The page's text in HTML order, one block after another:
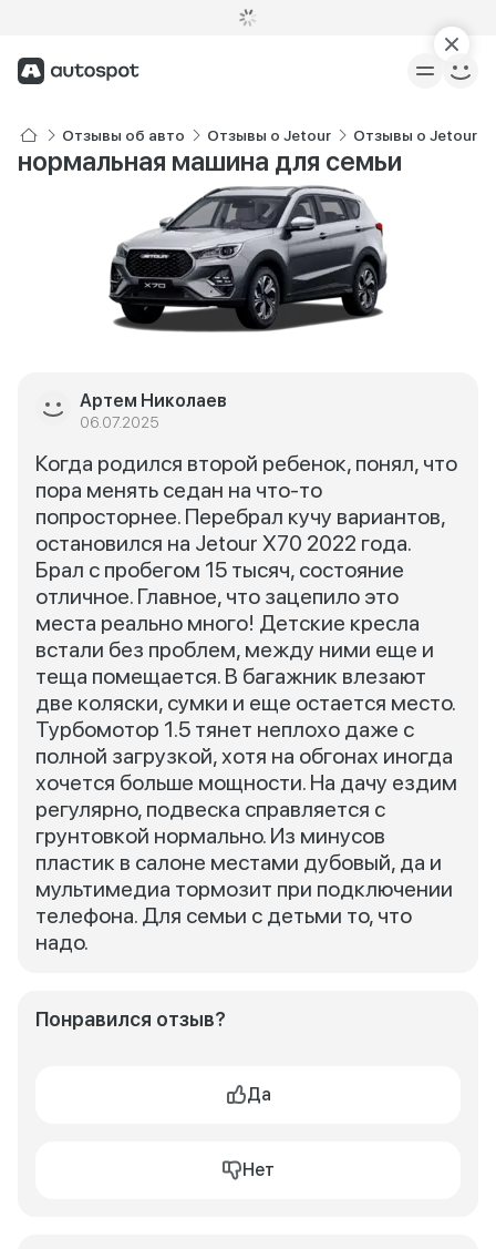
Отзывы об авто Отзывы о Jetour Отзывы о Jetour
нормальная машина для семьи
Артем Николаев
06.07.2025
Когда родился второй ребенок, понял, что
пора менять седан на что-то
попросторнее. Перебрал кучу вариантов,
остановился на Jetour X70 2022 года.
Брал с пробегом 15 тысяч, состояние
отличное. Главное, что зацепило это
места реально много! Детские кресла
встали без проблем, между ними еще и
теща помещается. В багажник влезают
две коляски, сумки и еще остается место.
Турбомотор 1.5 тянет неплохо даже с
полной загрузкой, хотя на обгонах иногда
хочется больше мощности. На дачу ездим
регулярно, подвеска справляется с
грунтовкой нормально. Из минусов
пластик в салоне местами дубовый, да и
мультимедиа тормозит при подключении
телефона. Для семьи с детьми то, что
надо.
Понравился отзыв?
Да
Нет